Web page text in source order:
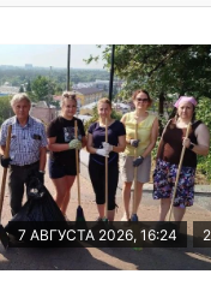
7 АВГУСТА 2026, 16:24